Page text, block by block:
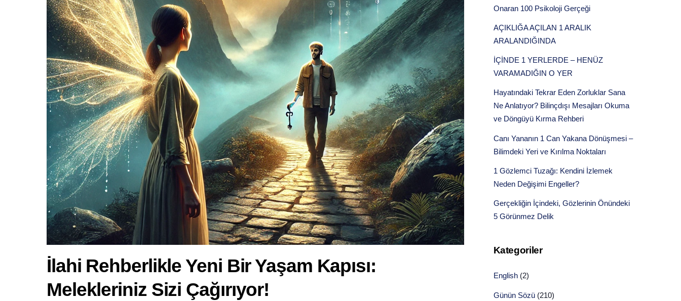
İlahi Rehberlikle Yeni Bir Yaşam Kapısı:
Melekleriniz Sizi Çağırıyor!
Onaran 100 Psikoloji Gerçeği
AÇIKLIĞA AÇILAN 1 ARALIK
ARALANDIĞINDA
İÇİNDE 1 YERLERDE – HENÜZ
VARAMADIĞIN O YER
Hayatındaki Tekrar Eden Zorluklar Sana
Ne Anlatıyor? Bilinçdışı Mesajları Okuma
ve Döngüyü Kırma Rehberi
Canı Yananın 1 Can Yakana Dönüşmesi –
Bilimdeki Yeri ve Kırılma Noktaları
1 Gözlemci Tuzağı: Kendini İzlemek
Neden Değişimi Engeller?
Gerçekliğin İçindeki, Gözlerinin Önündeki
5 Görünmez Delik
Kategoriler
English(2)
Günün Sözü(210)